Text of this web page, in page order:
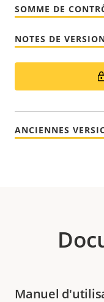
SOMME DE
NOTES DE
ANCIENNES
Manuel